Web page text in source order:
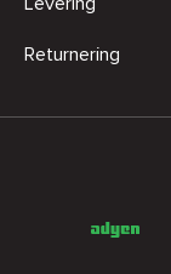
Returnering